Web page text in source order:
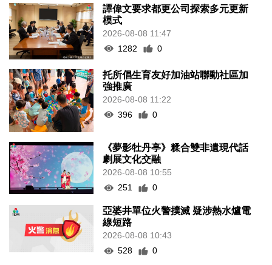
譚偉文要求都更公司探索多元更新
模式
2026-08-08 11:47
1282
0
托所倡生育友好加油站聯動社區加
強推廣
2026-08-08 11:22
396
0
《夢影牡丹亭》糅合雙非遺現代話
劇展文化交融
2026-08-08 10:55
251
0
亞婆井單位火警撲滅 疑涉熱水爐電
線短路
2026-08-08 10:43
528
0